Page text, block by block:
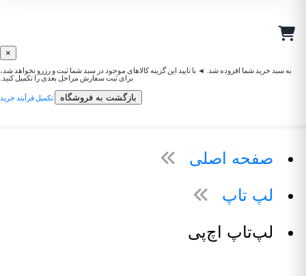
به سبد خرید شما افزوده شد. ◄ با تایید این گزینه کالاهای موجود در سبد شما ثبت و رزرو نخواهد شد،
برای ثبت سفارش مراحل بعدی را تکمیل کنید.
بازگشت به فروشگاه تکمیل فرآیند خرید
صفحه اصلی
لپ تاپ
لپ‌تاپ اچ‌پی